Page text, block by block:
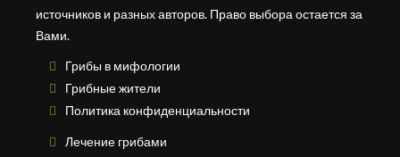
источников и разных авторов. Право выбора остается за
Вами.
Грибы в мифологии
Грибные жители
Политика конфиденциальности
Лечение грибами